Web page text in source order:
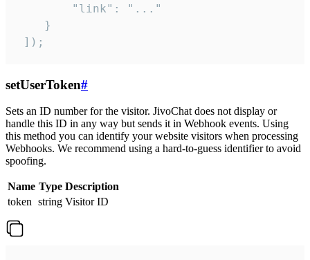
        "link": "..."
    }
]);
setUserToken#
Sets an ID number for the visitor. JivoChat does not display or
handle this ID in any way but sends it in Webhook events. Using
this method you can identify your website visitors when processing
Webhooks. We recommend using a hard-to-guess identifier to avoid
spoofing.
Name Type Description
token string Visitor ID